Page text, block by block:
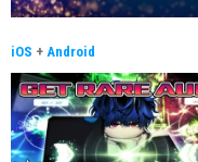
iOS + Android